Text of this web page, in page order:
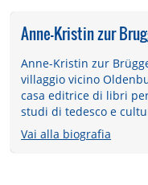
Anne-Kristin zur
Anne-Kristin zur
villaggio vicino
casa editrice di libri
studi di tedesco e
Vai alla biografia